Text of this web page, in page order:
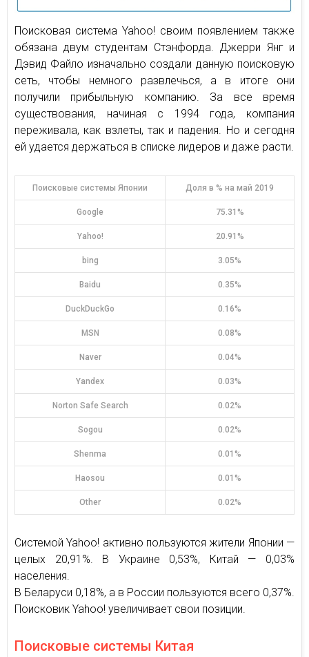
Поисковая система Yahoo! своим появлением также
обязана двум студентам Стэнфорда. Джерри Янг и
Дэвид Файло изначально создали данную поисковую
сеть, чтобы немного развлечься, а в итоге они
получили прибыльную компанию. За все время
существования, начиная с 1994 года, компания
переживала, как взлеты, так и падения. Но и сегодня
ей удается держаться в списке лидеров и даже расти.
Поисковые системы Японии Доля в % на май 2019
Google 75.31%
Yahoo! 20.91%
bing 3.05%
Baidu 0.35%
DuckDuckGo 0.16%
MSN 0.08%
Naver 0.04%
Yandex 0.03%
Norton Safe Search 0.02%
Sogou 0.02%
Shenma 0.01%
Haosou 0.01%
Other 0.02%
Системой Yahoo! активно пользуются жители Японии —
целых 20,91%. В Украине 0,53%, Китай — 0,03%
населения.
В Беларуси 0,18%, а в России пользуются всего 0,37%.
Поисковик Yahoo! увеличивает свои позиции.
Поисковые системы Китая